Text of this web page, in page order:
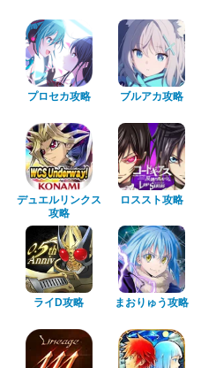
プロセカ攻略 ブルアカ攻略
デュエルリンクス
攻略
ロススト攻略
ライD攻略 まおりゅう攻略